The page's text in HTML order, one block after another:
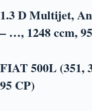
1.3 D Multijet,
– …, 1248 ccm,
FIAT 500L (351,
95 CP)